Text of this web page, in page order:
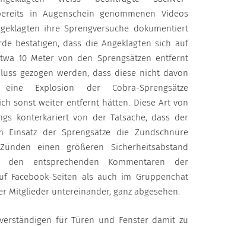
in Augenschein genommenen Videos
ihre Sprengversuche dokumentiert
bestätigen, dass die Angeklagten sich auf
10 Meter von den Sprengsätzen entfernt
gezogen werden, dass diese nicht davon
Explosion der Cobra-Sprengsätze
sonst weiter entfernt hätten. Diese Art von
konterkariert von der Tatsache, dass der
Einsatz der Sprengsätze die Zündschnüre
einen größeren Sicherheitsabstand
entsprechenden Kommentaren der
Facebook-Seiten als auch im Gruppenchat
Mitglieder untereinander, ganz abgesehen.
für Türen und Fenster damit zu